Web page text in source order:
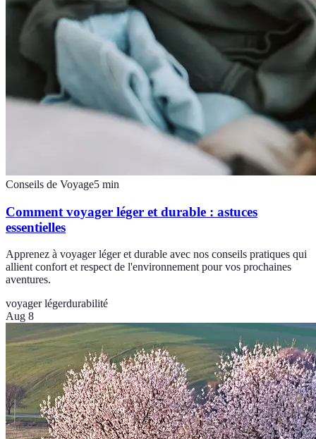
Conseils de Voyage5 min
Comment voyager léger et durable : astuces
essentielles
Apprenez à voyager léger et durable avec nos conseils pratiques qui
allient confort et respect de l'environnement pour vos prochaines
aventures.
voyager légerdurabilité
Aug 8